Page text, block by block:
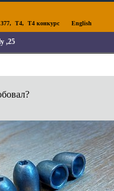
, T4, T4 конкурс English
,25